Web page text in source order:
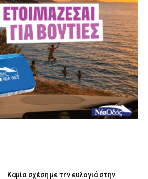
Καμία σχέση με την ευλογιά στην